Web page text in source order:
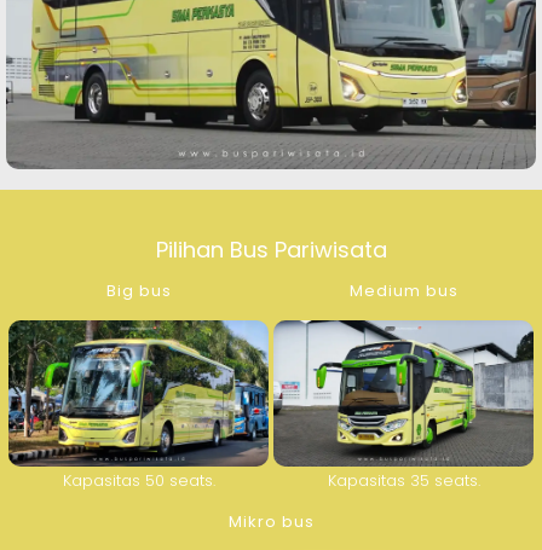
Pilihan Bus Pariwisata
Big bus
Kapasitas 50 seats.
Medium bus
Kapasitas 35 seats.
Mikro bus